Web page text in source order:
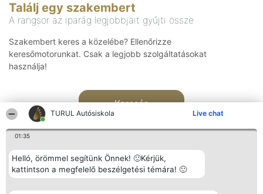
TURUL Autósiskola Live chat
01:35
Helló, örömmel segítünk Önnek! 🙂Kérjük,
kattintson a megfelelő beszélgetési témára! 🙂
Találj egy szakembert
A rangsor az iparág legjobbjait gyűjti össze
Szakembert keres a közelébe? Ellenőrizze
keresőmotorunkat. Csak a legjobb szolgáltatásokat
használja!
Keresés
Rangsorszervező Népszavazás Elérhetőség